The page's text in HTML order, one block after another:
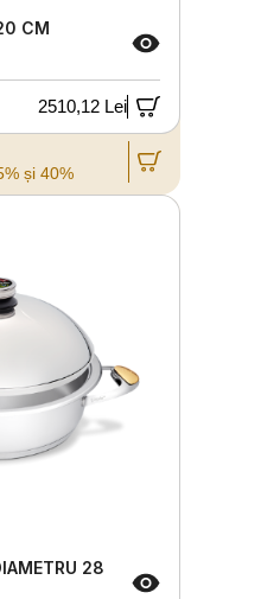
CM
2510,12 Lei
și 40%
28